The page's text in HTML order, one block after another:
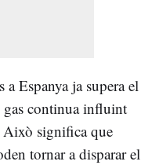
Espanya ja supera el
gas continua influint
Això significa que
tornar a disparar el